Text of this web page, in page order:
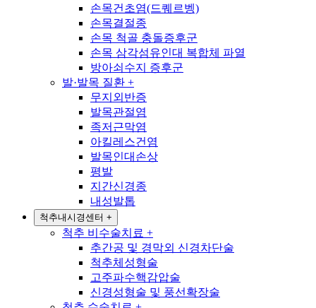
손목건초염(드퀘르벵)
손목결절종
손목 척골 충돌증후군
손목 삼각섬유인대 복합체 파열
방아쇠수지 증후군
발·발목 질환 +
무지외반증
발목관절염
족저근막염
아킬레스건염
발목인대손상
평발
지간신경종
내성발톱
척추내시경센터 +
척추 비수술치료 +
추간공 및 경막외 신경차단술
척추체성형술
고주파수핵감압술
신경성형술 및 풍선확장술